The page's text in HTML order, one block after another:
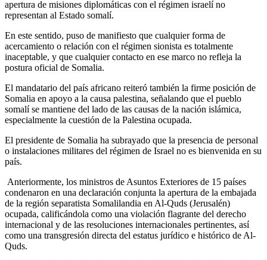
apertura de misiones diplomáticas con el régimen israelí no
representan al Estado somalí.
En este sentido, puso de manifiesto que cualquier forma de
acercamiento o relación con el régimen sionista es totalmente
inaceptable, y que cualquier contacto en ese marco no refleja la
postura oficial de Somalia.
El mandatario del país africano reiteró también la firme posición de
Somalia en apoyo a la causa palestina, señalando que el pueblo
somalí se mantiene del lado de las causas de la nación islámica,
especialmente la cuestión de la Palestina ocupada.
El presidente de Somalia ha subrayado que la presencia de personal
o instalaciones militares del régimen de Israel no es bienvenida en su
país.
Anteriormente, los ministros de Asuntos Exteriores de 15 países
condenaron en una declaración conjunta la apertura de la embajada
de la región separatista Somalilandia en Al-Quds (Jerusalén)
ocupada, calificándola como una violación flagrante del derecho
internacional y de las resoluciones internacionales pertinentes, así
como una transgresión directa del estatus jurídico e histórico de Al-
Quds.